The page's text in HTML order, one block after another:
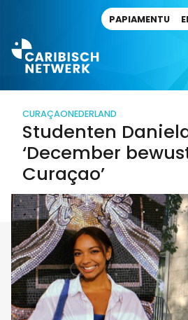
PAPIAMENTU
CURAÇAONEDERLAND
Studenten
‘December
Curaçao’